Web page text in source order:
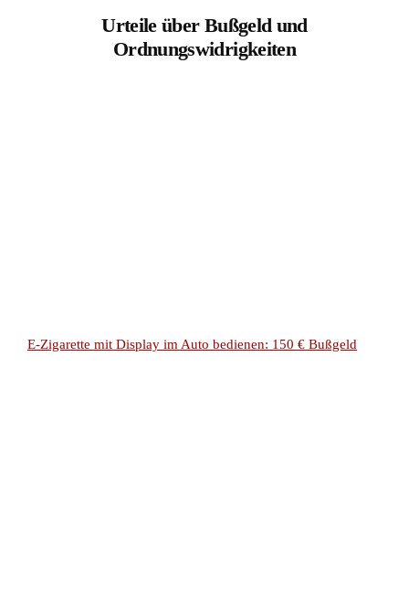
Urteile über Bußgeld und
Ordnungswidrigkeiten
E-Zigarette mit Display im Auto bedienen: 150 € Bußgeld